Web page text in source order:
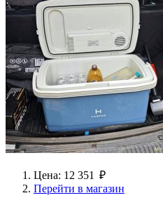
Цена: 12 351 ₽
Перейти в магазин